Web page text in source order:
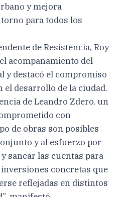
y mejora
para todos los
de Resistencia, Roy
acompañamiento del
y destacó el compromiso
el desarrollo de la ciudad.
de Leandro Zdero, un
con
de obras son posibles
y al esfuerzo por
sanear las cuentas para
concretas que
reflejadas en distintos